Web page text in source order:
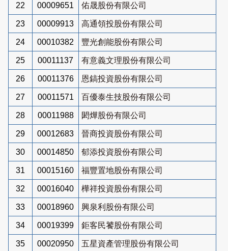
22 00009651 佑晟股份有限公司
23 00009913 高通領投股份有限公司
24 00010382 豐光創能股份有限公司
25 00011137 有意義文理股份有限公司
26 00011376 恩鎬投資股份有限公司
27 00011571 百優泰生技股份有限公司
28 00011988 閎燁股份有限公司
29 00012683 晉商投資股份有限公司
30 00014850 郁添投資股份有限公司
31 00015160 福豐置地股份有限公司
32 00016040 樺祥投資股份有限公司
33 00018960 興泉利股份有限公司
34 00019399 鉅客民饕股份有限公司
35 00020950 五星資產管理股份有限公司